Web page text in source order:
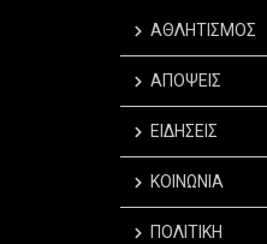
ΑΘΛΗΤΙΣΜΟΣ
ΑΠΟΨΕΙΣ
ΕΙΔΗΣΕΙΣ
ΚΟΙΝΩΝΙΑ
ΠΟΛΙΤΙΚΗ